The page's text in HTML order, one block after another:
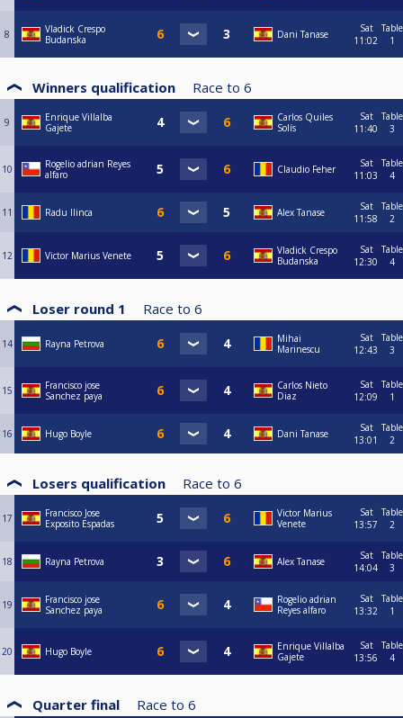
8
Vladick Crespo
Budanska
Dani Tanase
Sat
11:02
Table
1
Winners qualification Race to 6
9
Enrique Villalba
Gajete
Carlos Quiles
Solís
Sat
11:40
Table
3
10
Rogelio adrian Reyes
alfaro
Claudio Feher
Sat
11:03
Table
4
11 Radu Ilinca Alex Tanase
Sat
11:58
Table
2
12 Victor Marius Venete
Vladick Crespo
Budanska
Sat
12:30
Table
4
Loser round 1 Race to 6
14 Rayna Petrova
Mihai
Marinescu
Sat
12:43
Table
3
15
Francisco jose
Sanchez paya
Carlos Nieto
Diaz
Sat
12:09
Table
1
16 Hugo Boyle Dani Tanase
Sat
13:01
Table
2
Losers qualification Race to 6
17
Francisco Jose
Exposito Espadas
Victor Marius
Venete
Sat
13:57
Table
2
18 Rayna Petrova Alex Tanase
Sat
14:04
Table
3
19
Francisco jose
Sanchez paya
Rogelio adrian
Reyes alfaro
Sat
13:32
Table
1
20 Hugo Boyle
Enrique Villalba
Gajete
Sat
13:56
Table
4
Quarter final Race to 6